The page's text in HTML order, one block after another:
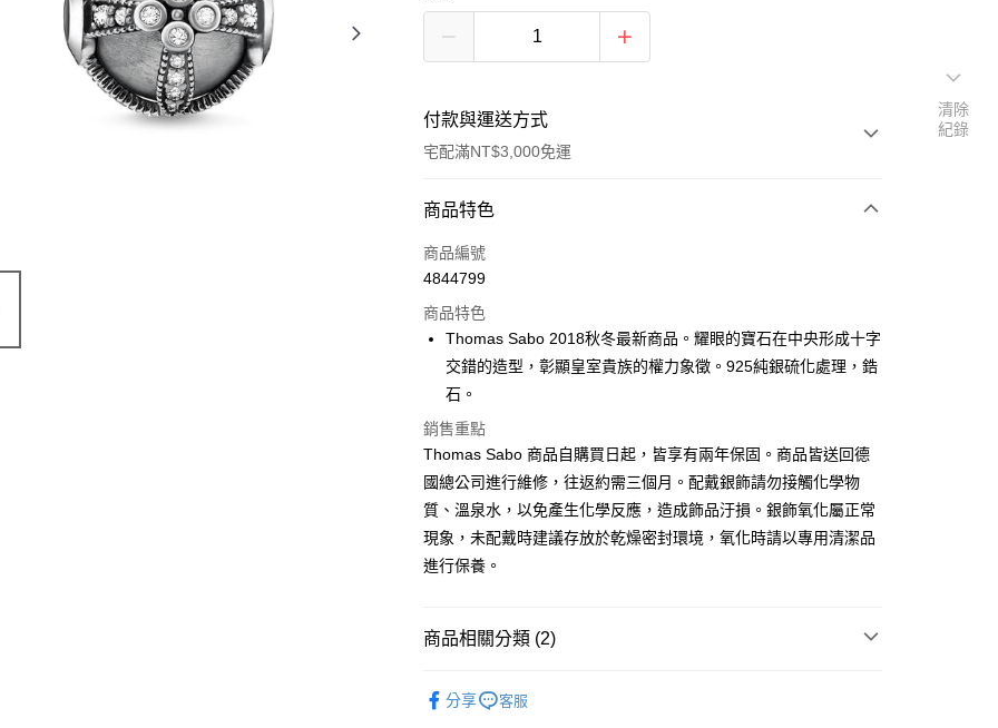
付款與運送方式
宅配滿NT$3,000免運
付款方式
信用卡一次付款
街口支付
悠遊付
運送方式
黑貓宅急便
每筆NT$100，滿NT$3,000(含以上)免運費
商品特色
商品編號
4844799
商品特色
Thomas Sabo 2018秋冬最新商品。耀眼的寶石在中央形成十字
交錯的造型，彰顯皇室貴族的權力象徵。925純銀硫化處理，鋯
石。
銷售重點
Thomas Sabo 商品自購買日起，皆享有兩年保固。商品皆送回德
國總公司進行維修，往返約需三個月。配戴銀飾請勿接觸化學物
質、溫泉水，以免產生化學反應，造成飾品汙損。銀飾氧化屬正常
現象，未配戴時建議存放於乾燥密封環境，氧化時請以專用清潔品
進行保養。
商品相關分類 (2)
分享 客服
清除
紀錄